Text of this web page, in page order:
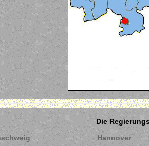
Die
Hannover